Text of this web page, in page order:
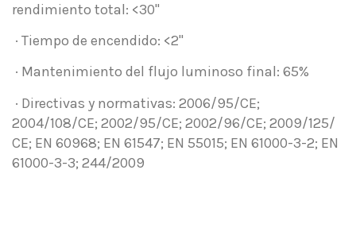
rendimiento total: <30"
· Tiempo de encendido: <2"
· Mantenimiento del flujo luminoso final: 65%
· Directivas y normativas: 2006/95/CE;
2004/108/CE; 2002/95/CE; 2002/96/CE; 2009/125/
CE; EN 60968; EN 61547; EN 55015; EN 61000-3-2; EN
61000-3-3; 244/2009